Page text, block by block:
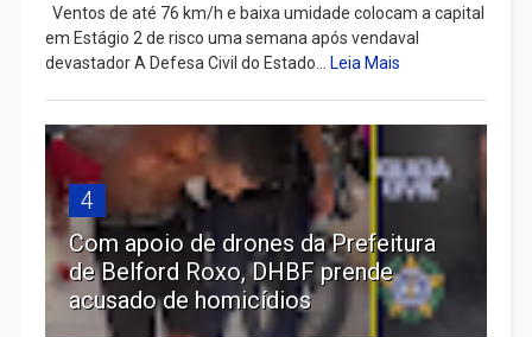
Ventos de até 76 km/h e baixa umidade colocam a capital
em Estágio 2 de risco uma semana após vendaval
devastador A Defesa Civil do Estado...
Leia Mais
4
Com apoio de drones da Prefeitura
de Belford Roxo, DHBF prende
acusado de homicídios